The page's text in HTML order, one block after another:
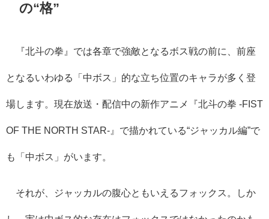
の“格”
『北斗の拳』では各章で強敵となるボス戦の前に、前座
となるいわゆる「中ボス」的な立ち位置のキャラが多く登
場します。現在放送・配信中の新作アニメ『北斗の拳 -FIST
OF THE NORTH STAR-』で描かれている“ジャッカル編”で
も「中ボス」がいます。
それが、ジャッカルの腹心ともいえるフォックス。しか